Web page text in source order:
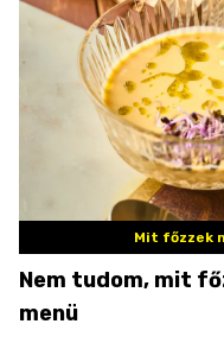
Mit főzzek
Nem tudom, mit
menü